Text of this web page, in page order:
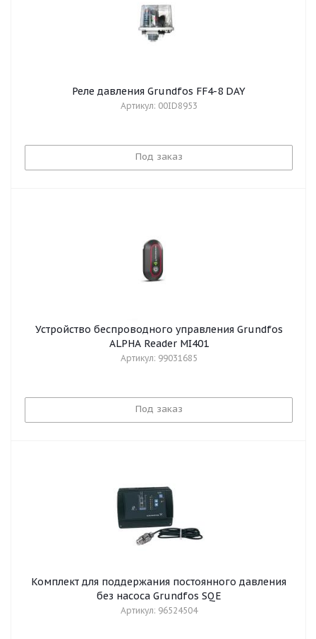
Реле давления Grundfos FF4-8 DAY
Артикул: 00ID8953
Под заказ
Устройство беспроводного управления Grundfos
ALPHA Reader MI401
Артикул: 99031685
Под заказ
Комплект для поддержания постоянного давления
без насоса Grundfos SQE
Артикул: 96524504